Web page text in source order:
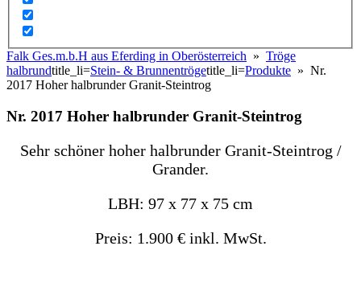
Falk Ges.m.b.H aus Eferding in Oberösterreich » Tröge
halbrundtitle_li=Stein- & Brunnentrögetitle_li=Produkte » Nr.
2017 Hoher halbrunder Granit-Steintrog
Nr. 2017 Hoher halbrunder Granit-Steintrog
Sehr schöner hoher halbrunder Granit-Steintrog /
Grander.
LBH: 97 x 77 x 75 cm
Preis: 1.900 € inkl. MwSt.